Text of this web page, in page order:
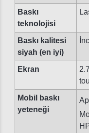
Baskı
teknolojisi
Baskı kalitesi
siyah (en iyi)
Ekran
Mobil baskı
yeteneği